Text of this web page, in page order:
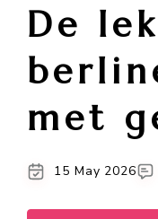
De
met
15 May 2026